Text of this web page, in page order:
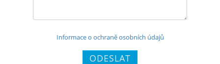
Informace o ochraně osobních údajů
ODESLAT